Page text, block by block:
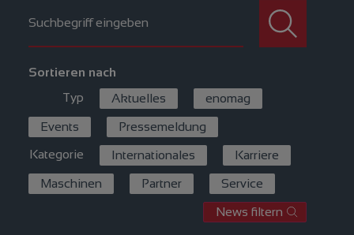
Sortieren nach
Typ
Aktuelles enomag
Events Pressemeldung
Kategorie Internationales Karriere
Maschinen Partner Service
News filtern